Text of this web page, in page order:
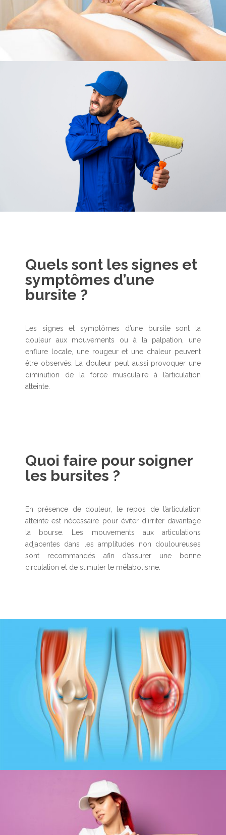
Quels sont les signes et
symptômes d’une
bursite ?
Les signes et symptômes d’une bursite sont la
douleur aux mouvements ou à la palpation, une
enflure locale, une rougeur et une chaleur peuvent
être observés. La douleur peut aussi provoquer une
diminution de la force musculaire à l’articulation
atteinte.
Quoi faire pour soigner
les bursites ?
En présence de douleur, le repos de l’articulation
atteinte est nécessaire pour éviter d’irriter davantage
la bourse. Les mouvements aux articulations
adjacentes dans les amplitudes non douloureuses
sont recommandés afin d’assurer une bonne
circulation et de stimuler le métabolisme.